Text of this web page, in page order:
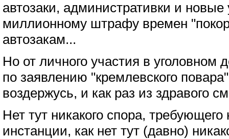
автозаки, административки и новые
миллионному штрафу времен
автозакам...
Но от личного участия в уголовном
по заявлению "кремлевского
воздержусь, и как раз из здравого
Нет тут никакого спора,
инстанции, как нет тут (давно)